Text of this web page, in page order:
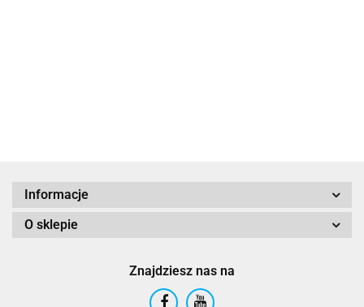
Informacje
O sklepie
Znajdziesz nas na